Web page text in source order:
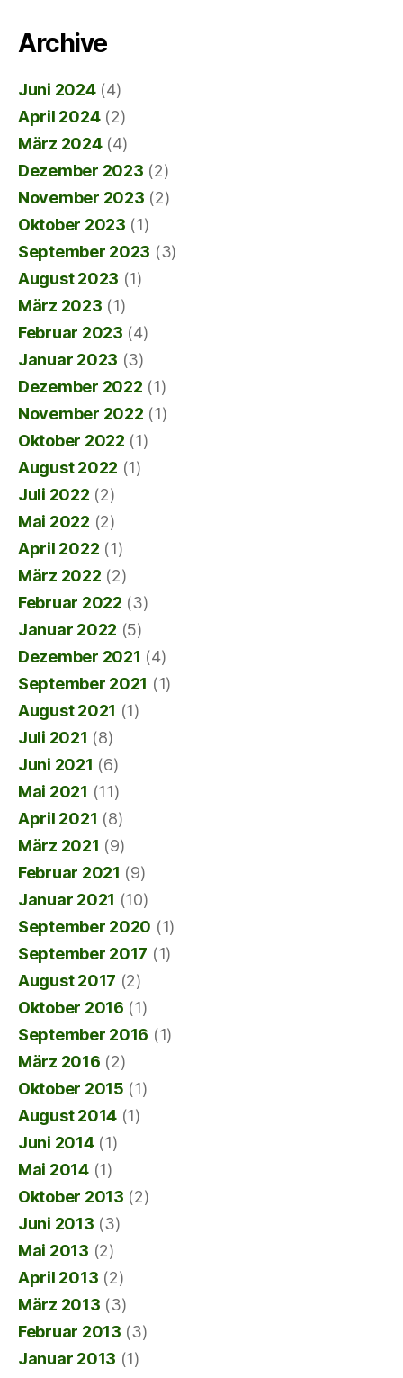
Archive
Juni 2024(4)
April 2024(2)
März 2024(4)
Dezember 2023 (2)
November 2023 (2)
Oktober 2023 (1)
September 2023 (3)
August 2023 (1)
März 2023 (1)
Februar 2023 (4)
Januar 2023 (3)
Dezember 2022 (1)
November 2022 (1)
Oktober 2022 (1)
August 2022 (1)
Juli 2022 (2)
Mai 2022 (2)
April 2022 (1)
März 2022 (2)
Februar 2022 (3)
Januar 2022 (5)
Dezember 2021 (4)
September 2021 (1)
August 2021 (1)
Juli 2021 (8)
Juni 2021 (6)
Mai 2021 (11)
April 2021 (8)
März 2021 (9)
Februar 2021 (9)
Januar 2021 (10)
September 2020 (1)
September 2017 (1)
August 2017 (2)
Oktober 2016 (1)
September 2016 (1)
März 2016 (2)
Oktober 2015 (1)
August 2014 (1)
Juni 2014(1)
Mai 2014(1)
Oktober 2013 (2)
Juni 2013 (3)
Mai 2013 (2)
April 2013 (2)
März 2013 (3)
Februar 2013 (3)
Januar 2013 (1)